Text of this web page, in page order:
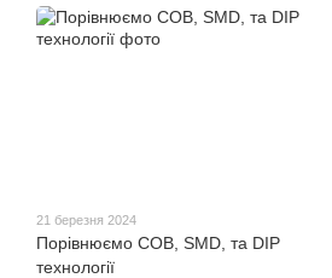
21 березня 2024
Порівнюємо COB, SMD, та DIP
технології